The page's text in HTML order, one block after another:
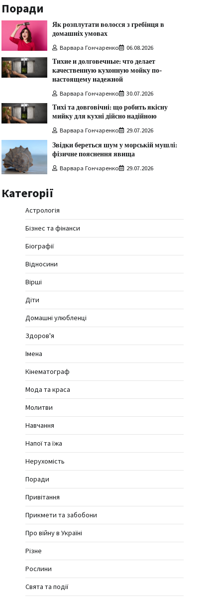
Поради
Як розплутати волосся з гребінця в
домашніх умовах
Варвара Гончаренко 06.08.2026
Тихие и долговечные: что делает
качественную кухонную мойку по-
настоящему надежной
Варвара Гончаренко 30.07.2026
Тихі та довговічні: що робить якісну
мийку для кухні дійсно надійною
Варвара Гончаренко 29.07.2026
Звідки береться шум у морській мушлі:
фізичне пояснення явища
Варвара Гончаренко 29.07.2026
Категорії
Астрологія
Бізнес та фінанси
Біографії
Відносини
Вірші
Діти
Домашні улюбленці
Здоров'я
Імена
Кінематограф
Мода та краса
Молитви
Навчання
Напої та їжа
Нерухомість
Поради
Привітання
Прикмети та забобони
Про війну в Україні
Різне
Рослини
Свята та події